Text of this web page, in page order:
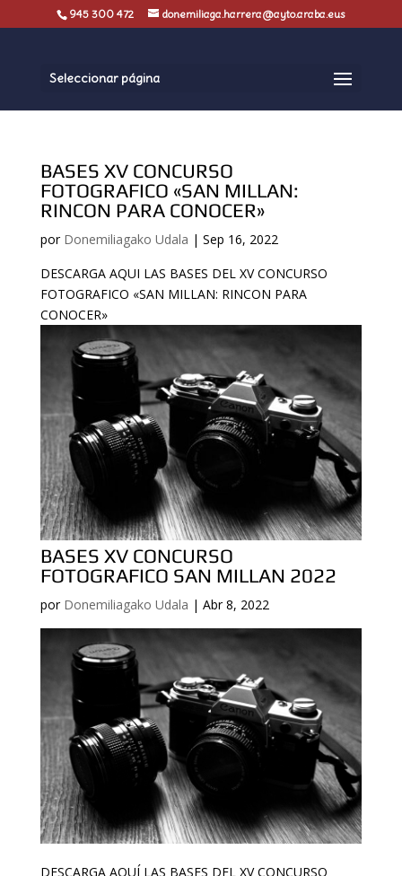
945 300 472 donemiliaga.harrera@ayto.araba.eus
Seleccionar página
BASES XV CONCURSO
FOTOGRAFICO «SAN MILLAN:
RINCON PARA CONOCER»
por Donemiliagako Udala | Sep 16, 2022
DESCARGA AQUI LAS BASES DEL XV CONCURSO
FOTOGRAFICO «SAN MILLAN: RINCON PARA
CONOCER»
BASES XV CONCURSO
FOTOGRAFICO SAN MILLAN 2022
por Donemiliagako Udala | Abr 8, 2022
DESCARGA AQUÍ LAS BASES DEL XV CONCURSO